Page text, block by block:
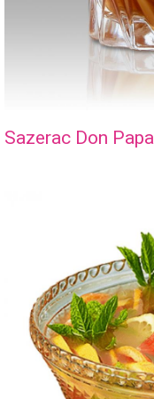
Sazerac Don Papa